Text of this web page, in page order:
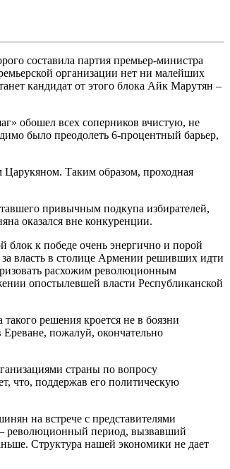
составила партия премьер-министра
организации нет ни малейших
кандидат от этого блока Айк Марутян –
обошел всех соперников вчистую, не
было преодолеть 6-процентный барьер,
Царукяном. Таким образом, проходная
привычным подкупа избирателей,
оказался вне конкуренции.
блок к победе очень энергично и порой
власть в столице Армении решивших идти
расхожим революционным
опостылевшей власти Республиканской
решения кроется не в боязни
Ереване, пожалуй, окончательно
страны по вопросу
что, поддержав его политическую
на встрече с представителями
революционный период, вызвавший
Структура нашей экономики не дает